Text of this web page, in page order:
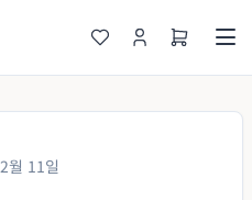
월 11일